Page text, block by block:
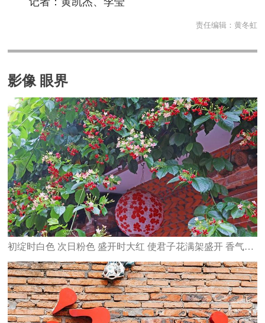
责任编辑： 黄冬虹
影像 眼界
初绽时白色 次日粉色 盛开时大红 使君子花满架盛开 香气四溢